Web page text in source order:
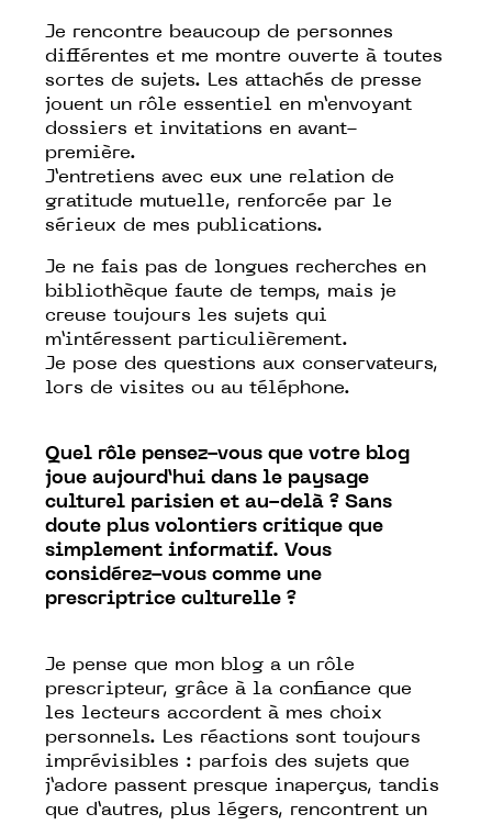
Je rencontre beaucoup de personnes
différentes et me montre ouverte à toutes
sortes de sujets. Les attachés de presse
jouent un rôle essentiel en m’envoyant
dossiers et invitations en avant-
première.
J’entretiens avec eux une relation de
gratitude mutuelle, renforcée par le
sérieux de mes publications.
Je ne fais pas de longues recherches en
bibliothèque faute de temps, mais je
creuse toujours les sujets qui
m’intéressent particulièrement.
Je pose des questions aux conservateurs,
lors de visites ou au téléphone.
Quel rôle pensez-vous que votre blog
joue aujourd’hui dans le paysage
culturel parisien et au-delà ? Sans
doute plus volontiers critique que
simplement informatif. Vous
considérez-vous comme une
prescriptrice culturelle ?
Je pense que mon blog a un rôle
prescripteur, grâce à la confiance que
les lecteurs accordent à mes choix
personnels. Les réactions sont toujours
imprévisibles : parfois des sujets que
j’adore passent presque inaperçus, tandis
que d’autres, plus légers, rencontrent un